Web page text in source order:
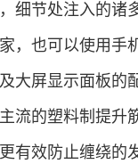
节处注入的诸多
，也可以使用手
大屏显示面板的
流的塑料制提升
有效防止缠绕的